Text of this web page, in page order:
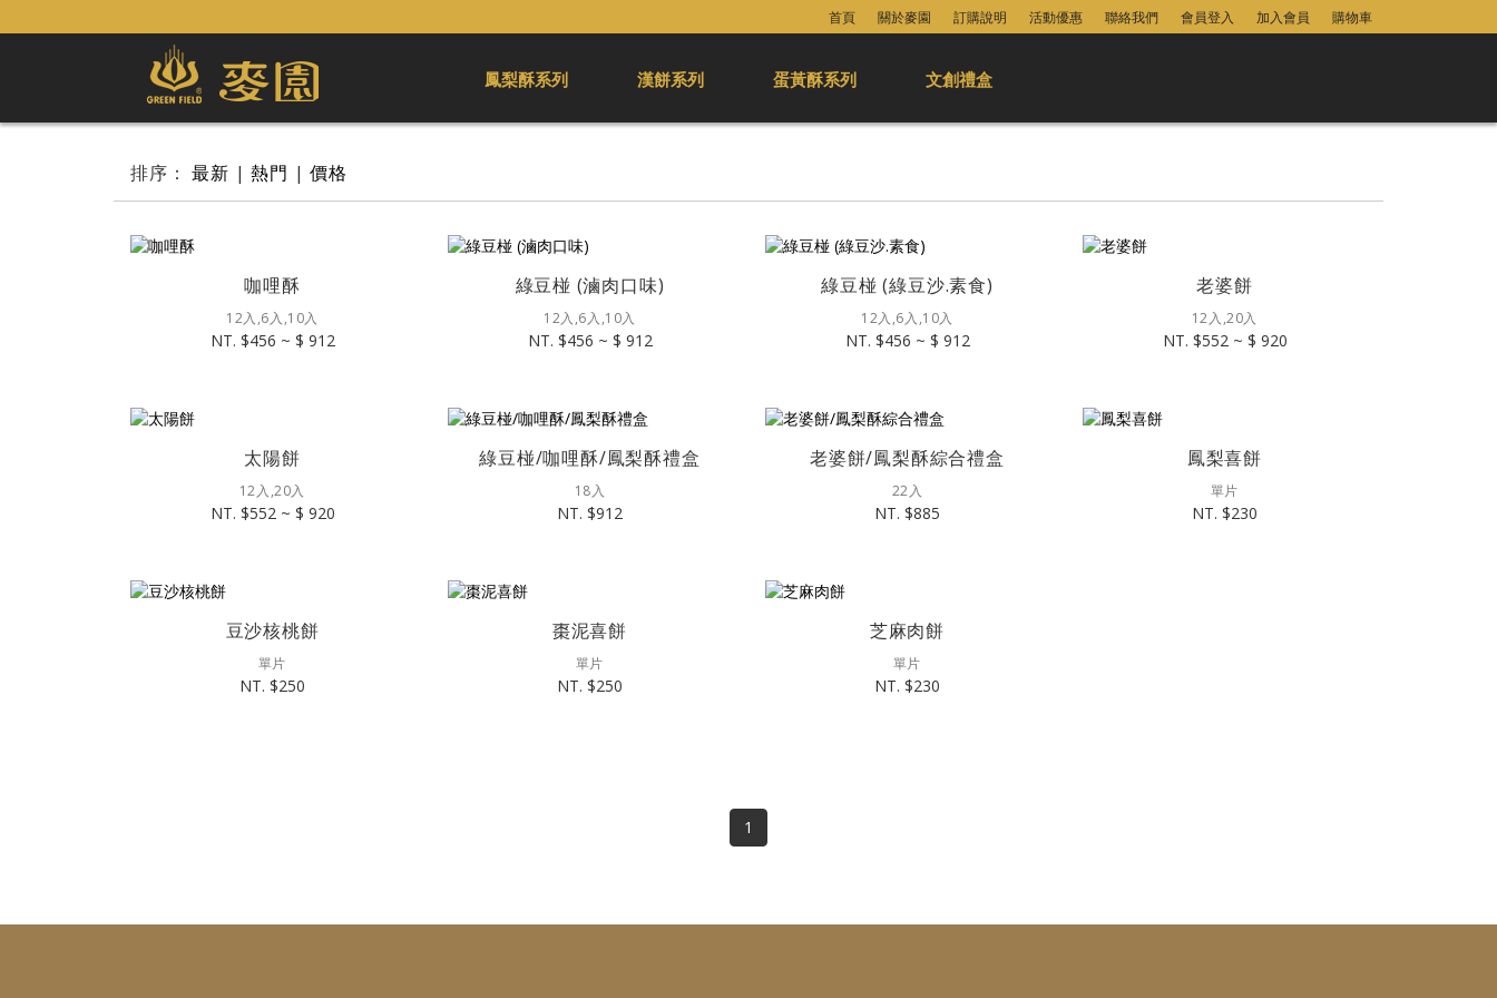
購物車
加入會員
會員登入
聯絡我們
活動優惠
訂購說明
關於麥園
首頁
鳳梨酥系列 漢餅系列 蛋黃酥系列 文創禮盒
排序：最新 |熱門 |價格
咖哩酥
12入,6入,10入
NT. $456 ~ $ 912
綠豆椪 (滷肉口味)
12入,6入,10入
NT. $456 ~ $ 912
綠豆椪 (綠豆沙.素食)
12入,6入,10入
NT. $456 ~ $ 912
老婆餅
12入,20入
NT. $552 ~ $ 920
太陽餅
12入,20入
NT. $552 ~ $ 920
綠豆椪/咖哩酥/鳳梨酥禮盒
18入
NT. $912
老婆餅/鳳梨酥綜合禮盒
22入
NT. $885
鳳梨喜餅
單片
NT. $230
豆沙核桃餅
單片
NT. $250
棗泥喜餅
單片
NT. $250
芝麻肉餅
單片
NT. $230
1